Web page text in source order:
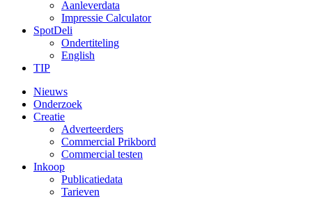
Aanleverdata
Impressie Calculator
SpotDeli
Ondertiteling
English
TIP
Nieuws
Onderzoek
Creatie
Adverteerders
Commercial Prikbord
Commercial testen
Inkoop
Publicatiedata
Tarieven